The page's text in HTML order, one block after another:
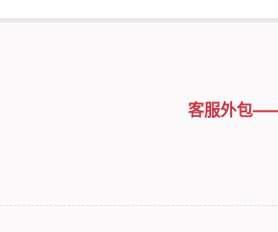
客服外包